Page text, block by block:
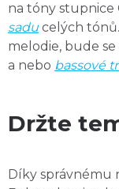
na tóny stupnice
sadu celých
melodie, bude
a nebo bassové
Držte
Díky správnému